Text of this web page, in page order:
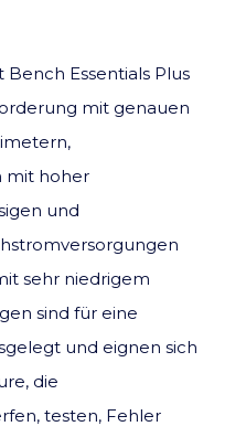
Essentials Plus
mit genauen
mit hoher
und
sehr niedrigem
sind für eine
und eignen sich
die
testen, Fehler